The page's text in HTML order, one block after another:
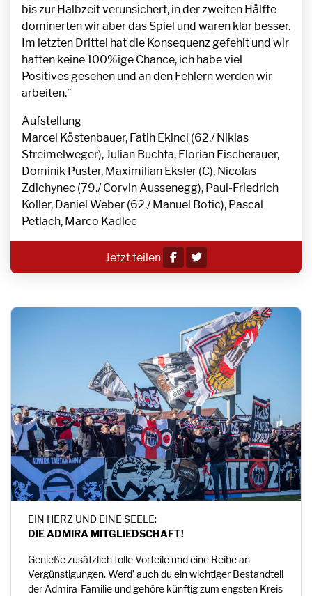
bis zur Halbzeit verunsichert, in der zweiten Hälfte
dominerten wir aber das Spiel und waren klar besser.
Im letzten Drittel hat die Konsequenz gefehlt und wir
hatten keine 100%ige Chance, ich habe viel
Positives gesehen und an den Fehlern werden wir
arbeiten.”
Aufstellung
Marcel Köstenbauer, Fatih Ekinci (62./ Niklas
Streimelweger), Julian Buchta, Florian Fischerauer,
Dominik Puster, Maximilian Eksler (C), Nicolas
Zdichynec (79./ Corvin Aussenegg), Paul-Friedrich
Koller, Daniel Weber (62./ Manuel Botic), Pascal
Petlach, Marco Kadlec
Jetzt teilen
EIN HERZ UND EINE SEELE:
DIE ADMIRA MITGLIEDSCHAFT!
Genieße zusätzlich tolle Vorteile und eine Reihe an
Vergünstigungen. Werd’ auch du ein wichtiger Bestandteil
der Admira-Familie und gehöre künftig zum engsten Kreis